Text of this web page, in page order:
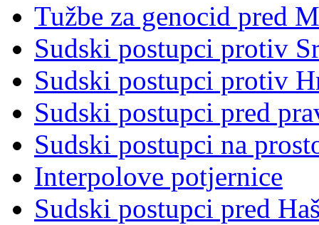
Tužbe za genocid pred
Sudski postupci protiv
Sudski postupci protiv
Sudski postupci pred
Sudski postupci na
Interpolove potjernice
Sudski postupci pred